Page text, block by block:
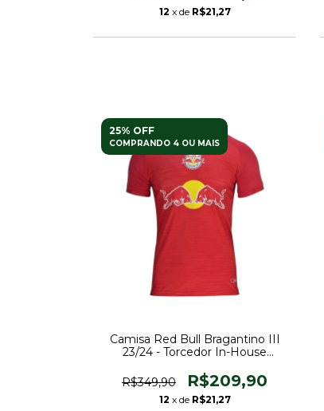
12 x de R$21,27
25% OFF
COMPRANDO 4 OU MAIS
Camisa Red Bull Bragantino III
23/24 - Torcedor In-House
R$349,90
R$209,90
12 x de R$21,27